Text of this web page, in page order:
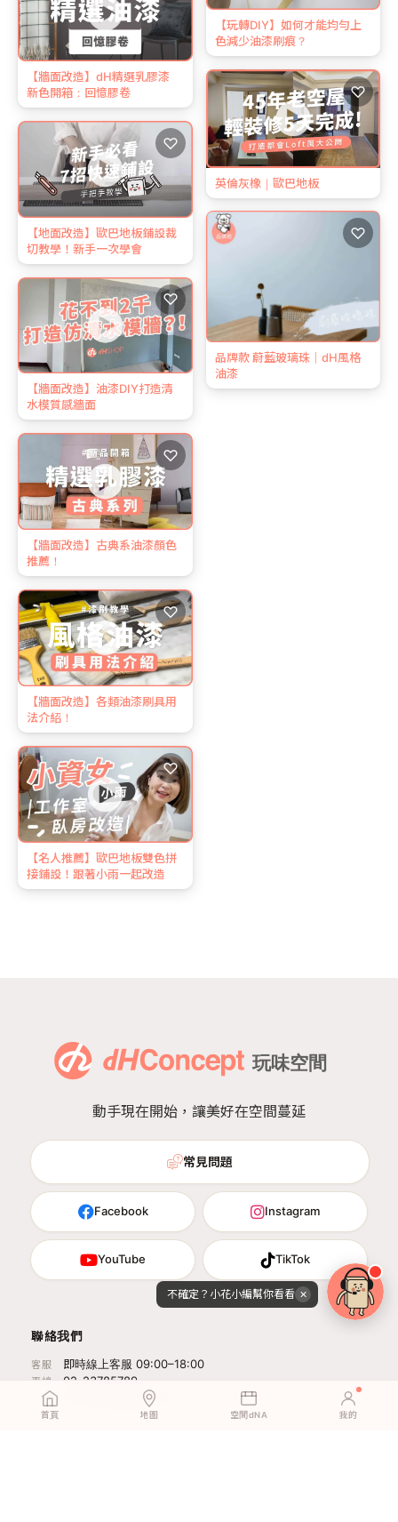
【牆面改造】dH精選乳膠漆
新色開箱：回憶膠卷
【地面改造】歐巴地板鋪設裁
切教學！新手一次學會
♡
【牆面改造】油漆DIY打造清
水模質感牆面
♡
【牆面改造】古典系油漆顏色
推薦！
♡
【玩轉DIY】如何才能均勻上
色減少油漆刷痕？
【牆面改造】各類油漆刷具用
法介紹！
♡
英倫灰橡｜歐巴地板
♡
【名人推薦】歐巴地板雙色拼
接鋪設！跟著小雨一起改造
♡
品牌款 蔚藍玻璃珠｜dH風格
油漆
♡
動手現在開始，讓美好在空間蔓延
常見問題
Facebook Instagram
YouTube TikTok
聯絡我們
客服 即時線上客服 09:00–18:00
專線 02-23785789
業務 cs.dhshop@gmail.com
首頁 地圖 空間dNA 我的
不確定？小花小編幫你看看 ✕